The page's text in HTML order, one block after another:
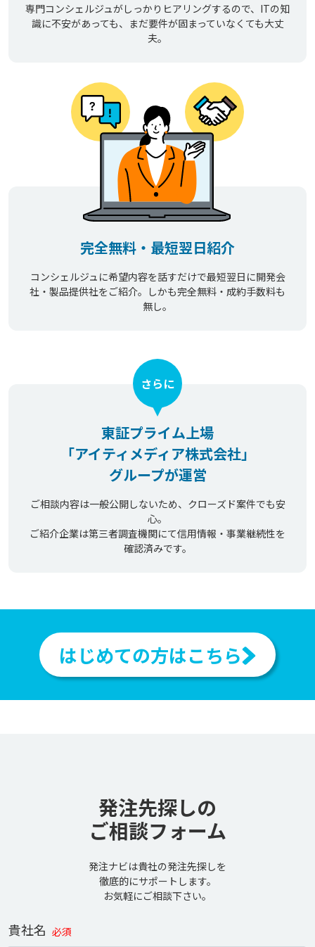
専門コンシェルジュがしっかりヒアリングするので、ITの知
識に不安があっても、まだ要件が固まっていなくても大丈
夫。
完全無料・最短翌日紹介
コンシェルジュに希望内容を話すだけで最短翌日に開発会
社・製品提供社をご紹介。しかも完全無料・成約手数料も
無し。
東証プライム上場
「アイティメディア株式会社」
グループが運営
さらに
ご相談内容は一般公開しないため、クローズド案件でも安
心。
ご紹介企業は第三者調査機関にて信用情報・事業継続性を
確認済みです。
はじめての方はこちら
発注先探しの
ご相談フォーム
発注ナビは貴社の発注先探しを
徹底的にサポートします。
お気軽にご相談下さい。
貴社名 必須